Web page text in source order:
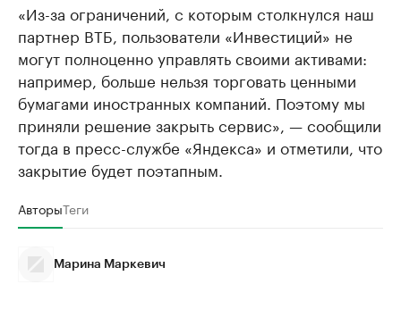
«Из-за ограничений, с которым столкнулся наш
партнер ВТБ, пользователи «Инвестиций» не
могут полноценно управлять своими активами:
например, больше нельзя торговать ценными
бумагами иностранных компаний. Поэтому мы
приняли решение закрыть сервис», — сообщили
тогда в пресс-службе «Яндекса» и отметили, что
закрытие будет поэтапным.
АвторыТеги
Марина Маркевич